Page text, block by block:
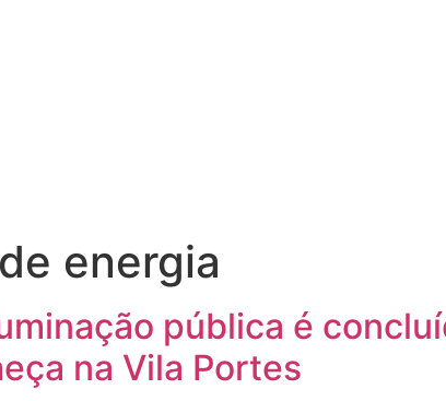
energia
pública é
na Vila Portes